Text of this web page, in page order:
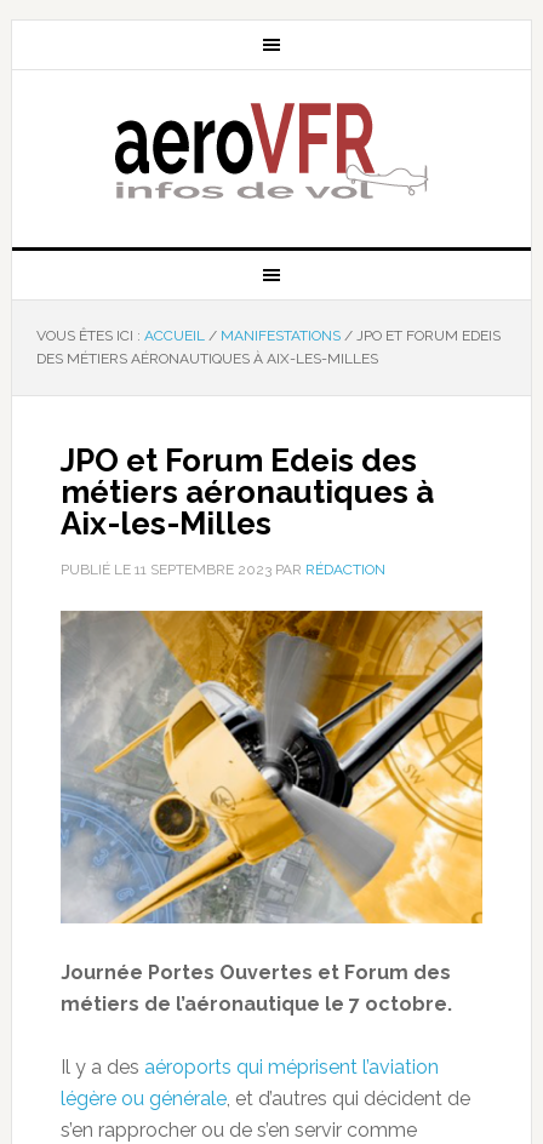
VOUS ÊTES ICI : ACCUEIL / MANIFESTATIONS /JPO ET FORUM EDEIS
DES MÉTIERS AÉRONAUTIQUES À AIX-LES-MILLES
JPO et Forum Edeis des
métiers aéronautiques à
Aix-les-Milles
PUBLIÉ LE 11 SEPTEMBRE 2023PAR RÉDACTION
Journée Portes Ouvertes et Forum des
métiers de l’aéronautique le 7 octobre.
Il y a des aéroports qui méprisent l’aviation
légère ou générale, et d’autres qui décident de
s’en rapprocher ou de s’en servir comme